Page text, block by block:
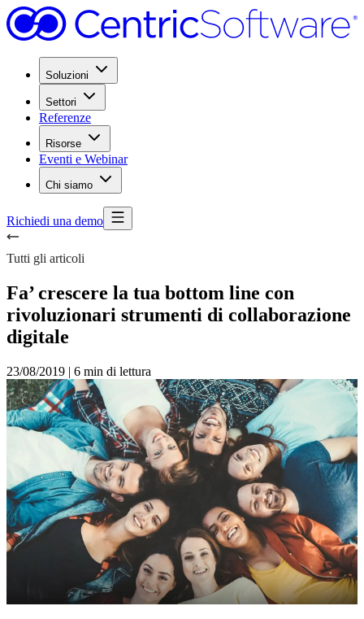
Soluzioni
Settori
Referenze
Risorse
Eventi e Webinar
Chi siamo
Richiedi una demo
Tutti gli articoli
Fa’ crescere la tua bottom line con
rivoluzionari strumenti di collaborazione
digitale
23/08/2019 | 6 min di lettura